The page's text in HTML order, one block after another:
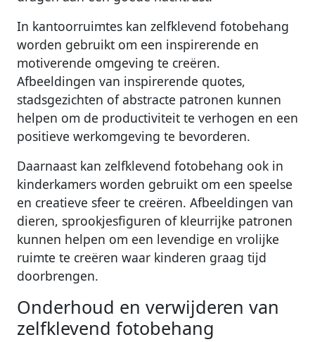
In kantoorruimtes kan zelfklevend fotobehang
worden gebruikt om een inspirerende en
motiverende omgeving te creëren.
Afbeeldingen van inspirerende quotes,
stadsgezichten of abstracte patronen kunnen
helpen om de productiviteit te verhogen en een
positieve werkomgeving te bevorderen.
Daarnaast kan zelfklevend fotobehang ook in
kinderkamers worden gebruikt om een speelse
en creatieve sfeer te creëren. Afbeeldingen van
dieren, sprookjesfiguren of kleurrijke patronen
kunnen helpen om een levendige en vrolijke
ruimte te creëren waar kinderen graag tijd
doorbrengen.
Onderhoud en verwijderen van
zelfklevend fotobehang